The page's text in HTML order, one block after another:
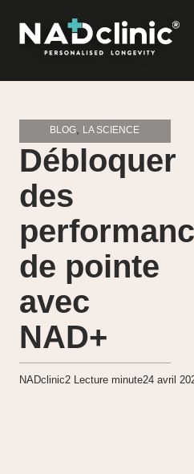
BLOG LA SCIENCE
Débloquer
des
de pointe
avec
NAD+
NADclinic2 Lecture minute24 avril